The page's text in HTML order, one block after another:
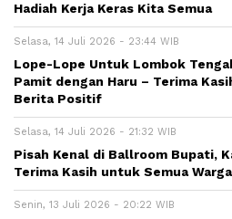
Hadiah Kerja Keras Kita Semua
Selasa, 14 Juli 2026 - 23:44 WIB
Lope-Lope Untuk Lombok
Pamit dengan Haru – Terima
Berita Positif
Selasa, 14 Juli 2026 - 21:32 WIB
Pisah Kenal di Ballroom Bupati,
Terima Kasih untuk Semua
Senin, 13 Juli 2026 - 20:22 WIB